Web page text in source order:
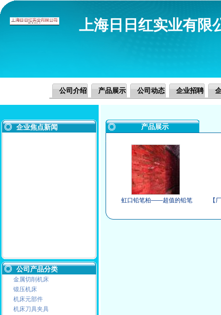
上海日日红实业有限
公司介绍 产品展示 公司动态 企业招聘
企业焦点新闻
公司产品分类
金属切削机床
锻压机床
机床元部件
机床刀具夹具
产品展示
虹口铅笔柏——超值的铅笔
【